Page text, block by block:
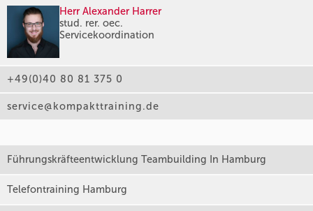
Herr Alexander Harrer
stud. rer. oec.
Servicekoordination
+49(0)40 80 81 375 0
service@kompakttraining.de
Führungskräfteentwicklung Teambuilding In Hamburg
Telefontraining Hamburg